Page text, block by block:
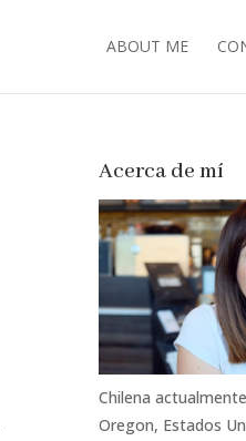
ABOUT ME
Acerca de mí
Chilena
Oregon, Estados